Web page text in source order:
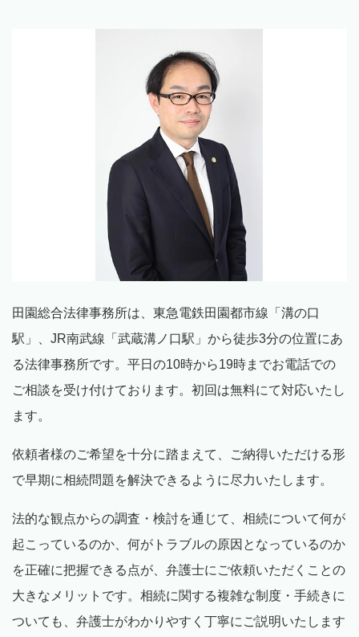
田園総合法律事務所は、東急電鉄田園都市線「溝の口
駅」、 JR南武線「武蔵溝ノ口駅」から徒歩3分の位置にあ
る法律事務所です。平日の10時から19時までお電話での
ご相談を受け付けております。初回は無料にて対応いたし
ます。
依頼者様のご希望を十分に踏まえて、ご納得いただける形
で早期に相続問題を解決できるように尽力いたします。
法的な観点からの調査・検討を通じて、相続について何が
起こっているのか、何がトラブルの原因となっているのか
を正確に把握できる点が、弁護士にご依頼いただくことの
大きなメリットです。相続に関する複雑な制度・手続きに
ついても、弁護士がわかりやすく丁寧にご説明いたします